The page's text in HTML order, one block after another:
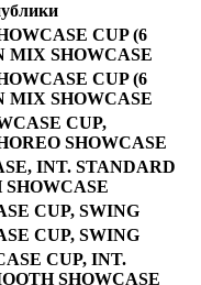
CUP (6
MIX SHOWCASE
CUP (6
MIX SHOWCASE
CUP,
SHOWCASE
INT. STANDARD
SHOWCASE
CUP, SWING
CUP, SWING
CUP, INT.
SHOWCASE